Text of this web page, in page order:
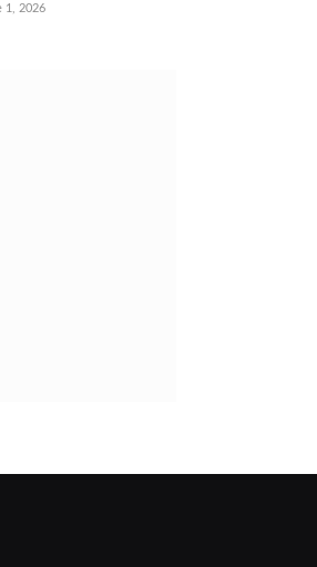
1, 2026